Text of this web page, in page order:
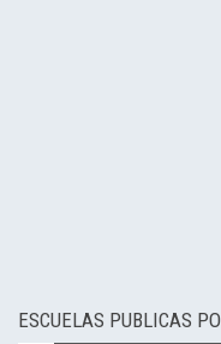
ESCUELAS PUBLICAS